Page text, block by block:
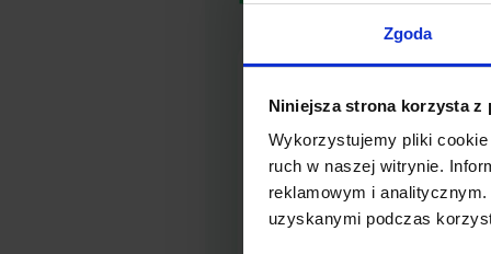
Zgoda
Niniejsza strona korzysta z
Wykorzystujemy pliki
ruch w naszej witrynie.
reklamowym i
uzyskanymi podczas